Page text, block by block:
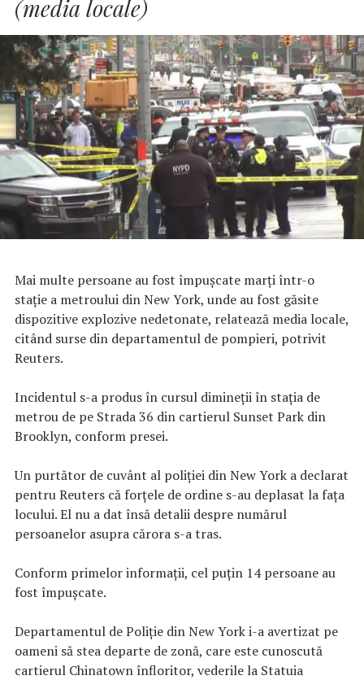
(media locale)
Mai multe persoane au fost împuşcate marţi într-o
staţie a metroului din New York, unde au fost găsite
dispozitive explozive nedetonate, relatează media locale,
citând surse din departamentul de pompieri, potrivit
Reuters.
Incidentul s-a produs în cursul dimineţii în staţia de
metrou de pe Strada 36 din cartierul Sunset Park din
Brooklyn, conform presei.
Un purtător de cuvânt al poliţiei din New York a declarat
pentru Reuters că forţele de ordine s-au deplasat la faţa
locului. El nu a dat însă detalii despre numărul
persoanelor asupra cărora s-a tras.
Conform primelor informații, cel puțin 14 persoane au
fost împușcate.
Departamentul de Poliție din New York i-a avertizat pe
oameni să stea departe de zonă, care este cunoscută
cartierul Chinatown înfloritor, vederile la Statuia